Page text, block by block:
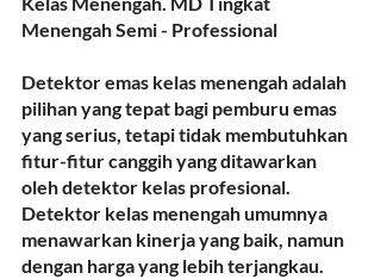
Menengah Semi - Professional
Detektor emas kelas menengah adalah
pilihan yang tepat bagi pemburu emas
yang serius, tetapi tidak membutuhkan
fitur-fitur canggih yang ditawarkan
oleh detektor kelas profesional.
Detektor kelas menengah umumnya
menawarkan kinerja yang baik, namun
dengan harga yang lebih terjangkau.